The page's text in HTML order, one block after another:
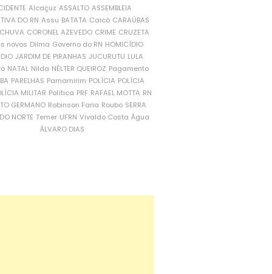
Alcaçuz ASSALTO ASSEMBLEIA
DO RN Assu BATATA Caicó CARAÚBAS
CORONEL AZEVEDO CRIME CRUZETA
novos Dilma Governo do RN HOMICÍDIO
JARDIM DE PIRANHAS JUCURUTU LULA
NATAL Nilda NÉLTER QUEIROZ Pagamento
PARELHAS Parnamirim POLÍCIA POLÍCIA
MILITAR Política PRF RAFAEL MOTTA RN
GERMANO Robinson Faria Roubo SERRA
NORTE Temer UFRN Vivaldo Costa Água
ÁLVARO DIAS